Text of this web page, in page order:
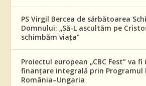
PS Virgil Bercea de sărbătoarea
Domnului: „Să-L ascultăm pe
schimbăm viața”
Proiectul european „CBC Fest” va
finanțare integrală prin Programul
România–Ungaria